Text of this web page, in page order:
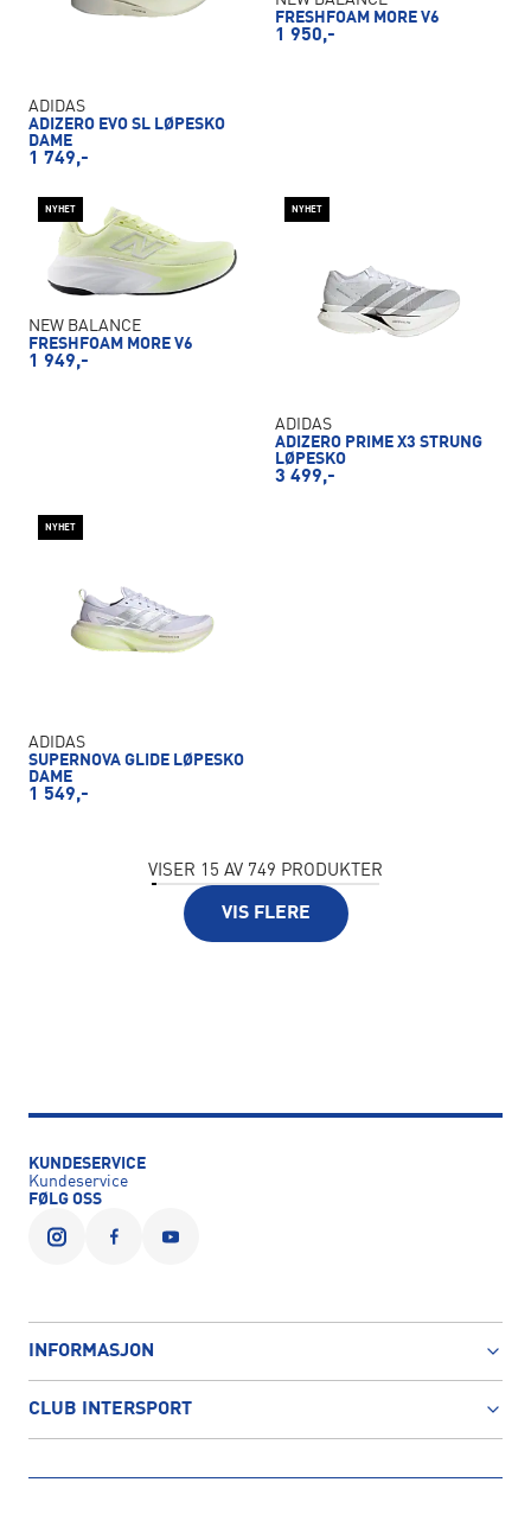
ADIDAS
ADIZERO EVO SL LØPESKO
DAME
1 749,-
FRESHFOAM MORE V6
1 950,-
NYHET
NEW BALANCE
FRESHFOAM MORE V6
1 949,-
NYHET
ADIDAS
ADIZERO PRIME X3 STRUNG
LØPESKO
3 499,-
NYHET
ADIDAS
SUPERNOVA GLIDE LØPESKO
DAME
1 549,-
VISER 15 AV 749 PRODUKTER
VIS FLERE
KUNDESERVICE
Kundeservice
FØLG OSS
INFORMASJON
CLUB INTERSPORT